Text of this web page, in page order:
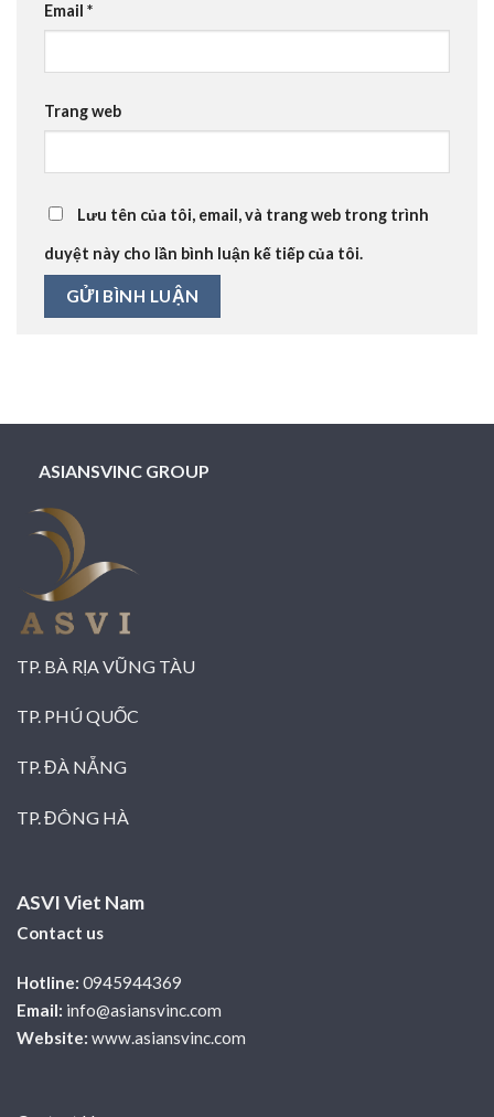
Email *
Trang web
Lưu tên của tôi, email, và trang web trong trình
duyệt này cho lần bình luận kế tiếp của tôi.
ASIANSVINC GROUP
TP. BÀ RỊA VŨNG TÀU
TP. PHÚ QUỐC
TP. ĐÀ NẴNG
TP. ĐÔNG HÀ
ASVI Viet Nam
Contact us
Hotline: 0945944369
Email: info@asiansvinc.com
Website: www.asiansvinc.com